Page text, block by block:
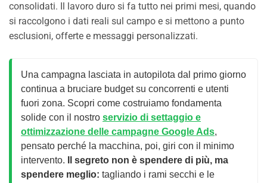
consolidati. Il lavoro duro si fa tutto nei primi mesi, quando
si raccolgono i dati reali sul campo e si mettono a punto
esclusioni, offerte e messaggi personalizzati.
Una campagna lasciata in autopilota dal primo giorno
continua a bruciare budget su concorrenti e utenti
fuori zona. Scopri come costruiamo fondamenta
solide con il nostro servizio di settaggio e
ottimizzazione delle campagne Google Ads,
pensato perché la macchina, poi, giri con il minimo
intervento.
Il segreto non è spendere di più, ma
spendere meglio: tagliando i rami secchi e le